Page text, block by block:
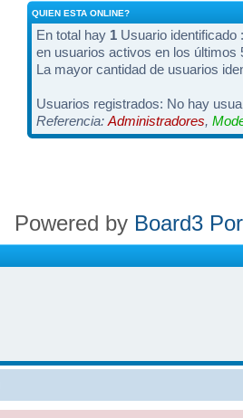
QUIEN ESTA ONLINE?
En total hay 1 Usuario identificado
en usuarios activos en los últimos
La mayor cantidad de usuarios
Usuarios registrados: No hay
Referencia: Administradores,
Powered by Board3